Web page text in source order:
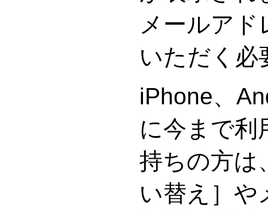
メールア
いただく必
iPhone、
に今まで利
持ちの方は
い替え］や